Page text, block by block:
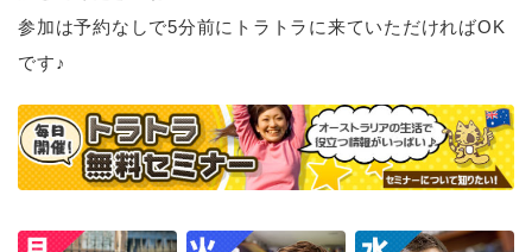
参加は予約なしで5分前にトラトラに来ていただければOK
です♪